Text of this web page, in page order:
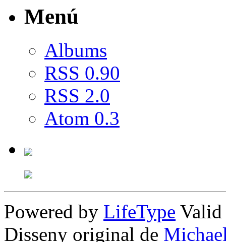
Menú
Albums
RSS 0.90
RSS 2.0
Atom 0.3
Powered by LifeType
Disseny original de